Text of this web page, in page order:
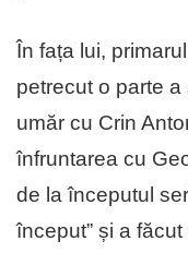
În fața lui,
petrecut o parte
umăr cu Crin
înfruntarea cu
de la începutul
început” și a